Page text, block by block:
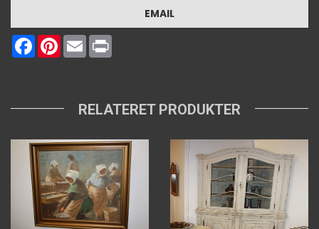
EMAIL
FacebookPinterest
Email
RELATERET PRODUKTER